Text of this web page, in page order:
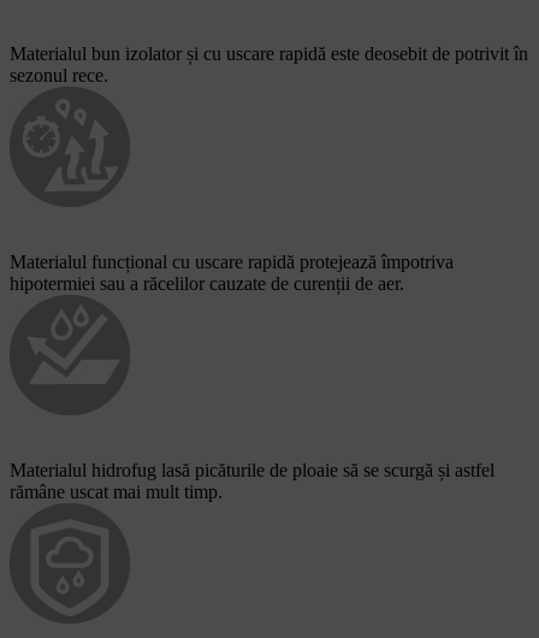
Materialul bun izolator și cu uscare rapidă este deosebit de potrivit în
sezonul rece.
Materialul funcțional cu uscare rapidă protejează împotriva
hipotermiei sau a răcelilor cauzate de curenții de aer.
Materialul hidrofug lasă picăturile de ploaie să se scurgă și astfel
rămâne uscat mai mult timp.